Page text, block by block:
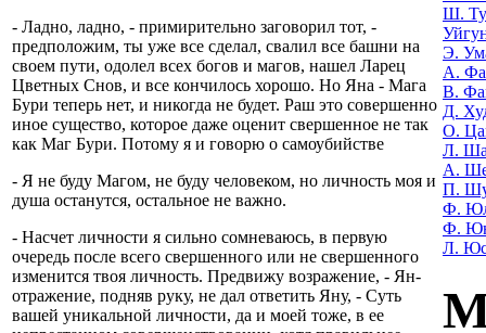
- Ладно, ладно, - примирительно заговорил тот, -
предположим, ты уже все сделал, свалил все башни на
своем пути, одолел всех богов и магов, нашел Ларец
Цветных Снов, и все кончилось хорошо. Но Яна - Мага
Бури теперь нет, и никогда не будет. Раш это совершенно
иное существо, которое даже оценит свершенное не так
как Маг Бури. Потому я и говорю о самоубийстве
- Я не буду Магом, не буду человеком, но личность моя и
душа останутся, остальное не важно.
- Насчет личности я сильно сомневаюсь, в первую
очередь после всего свершенного или не свершенного
изменится твоя личность. Предвижу возражение, - Ян-
отражение, подняв руку, не дал ответить Яну, - Суть
вашей уникальной личности, да и моей тоже, в ее
Ш.
Э.
А.
В.
Д.
О.
Л.
А.
П.
Ф.
Ф.
Л.